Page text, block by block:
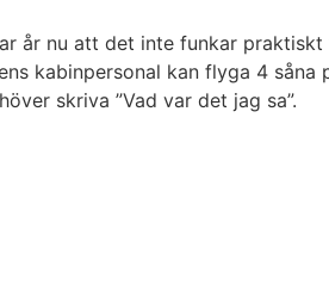
år nu att det inte funkar
kabinpersonal kan flyga 4 såna
skriva ”Vad var det jag sa”.